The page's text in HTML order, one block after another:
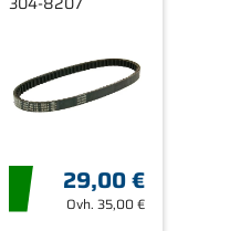
29,00 €
Ovh.35,00 €